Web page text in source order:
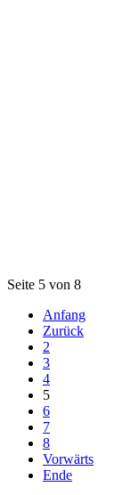
Seite 5 von 8
Anfang
Zurück
2
3
4
5
6
7
8
Vorwärts
Ende